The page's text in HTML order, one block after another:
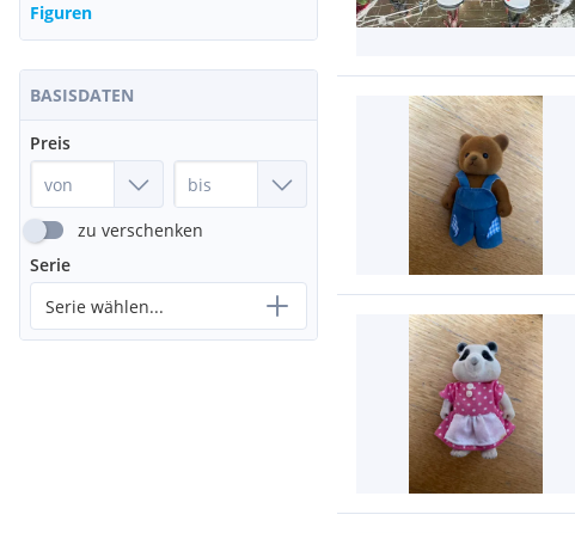
Figuren
BASISDATEN
Preis
zu verschenken
Serie
Serie wählen...